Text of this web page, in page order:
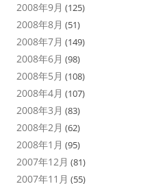
2008年9月 (125)
2008年8月 (51)
2008年7月 (149)
2008年6月 (98)
2008年5月 (108)
2008年4月 (107)
2008年3月 (83)
2008年2月 (62)
2008年1月 (95)
2007年12月 (81)
2007年11月 (55)